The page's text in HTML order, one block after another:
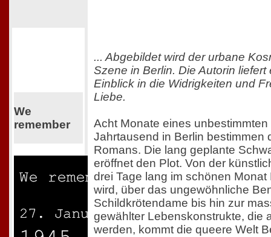
We
remember
... Abgebildet wird der urbane
Szene in Berlin. Die Autorin
Einblick in die Widrigkeiten und
Liebe.
Acht Monate eines
Jahrtausend in Berlin bestimmen
Romans. Die lang geplante
eröffnet den Plot. Von der
drei Tage lang im schönen Monat
wird, über das ungewöhnliche
Schildkrötendame bis hin zur
gewählter Lebenskonstrukte, die
werden, kommt die queere Welt